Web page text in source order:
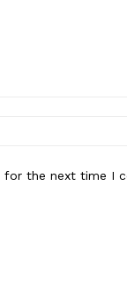
for the next time I